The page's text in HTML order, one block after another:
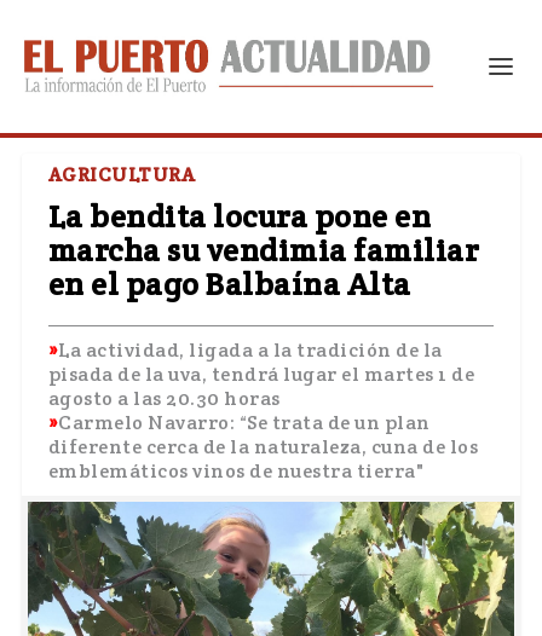
AGRICULTURA
La bendita locura pone en
marcha su vendimia familiar
en el pago Balbaína Alta
La actividad, ligada a la tradición de la
pisada de la uva, tendrá lugar el martes 1 de
agosto a las 20.30 horas
Carmelo Navarro: “Se trata de un plan
diferente cerca de la naturaleza, cuna de los
emblemáticos vinos de nuestra tierra"